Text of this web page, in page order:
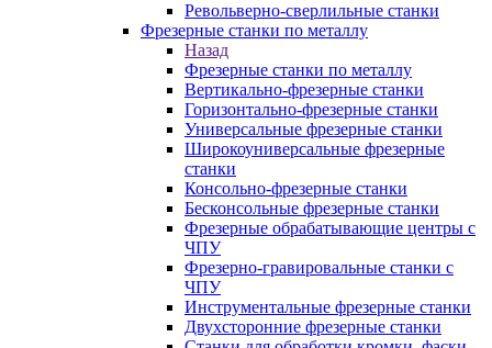
Револьверно-сверлильные станки
Фрезерные станки по металлу
Назад
Фрезерные станки по металлу
Вертикально-фрезерные станки
Горизонтально-фрезерные станки
Универсальные фрезерные станки
Широкоуниверсальные фрезерные
станки
Консольно-фрезерные станки
Бесконсольные фрезерные станки
Фрезерные обрабатывающие центры с
ЧПУ
Фрезерно-гравировальные станки с
ЧПУ
Инструментальные фрезерные станки
Двухсторонние фрезерные станки